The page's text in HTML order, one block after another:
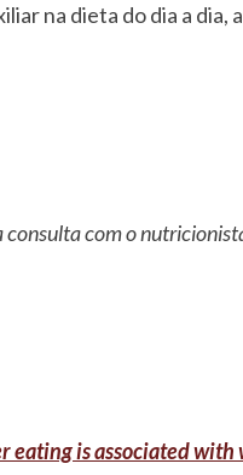
na dieta do dia a dia,
com o
is associated with